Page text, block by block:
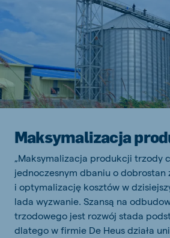
Maksymalizacja
„Maksymalizacja produkcji trzody
jednoczesnym dbaniu o dobrostan
i optymalizację kosztów w
lada wyzwanie. Szansą na
trzodowego jest rozwój stada
dlatego w firmie De Heus działa